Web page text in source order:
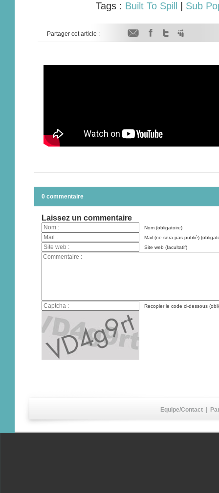
Tags : Built To Spill Sub
Partager cet article :
0 commentaire
Laissez un commentaire
Nom (obligatoire)
Mail (ne sera pas publié)
Site web (facultatif)
Recopier le code ci-dessous
Equipe/Contact